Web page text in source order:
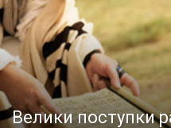
Велики поступки